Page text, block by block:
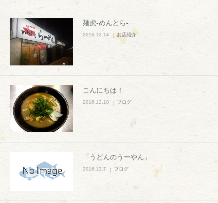
麺虎-めんとら-
2016.12.14 お店紹介
こんにちは！
2016.12.10 ブログ
「うどんのうーやん」
2016.12.7 ブログ